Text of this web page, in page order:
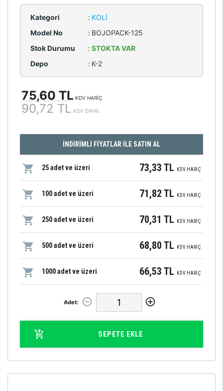
Kategori : KOLI
Model No
: BOJOPACK-125
Stok Durumu
: STOKTA VAR
Depo
: K-2
75,60 TL KDV HARİÇ
90,72 TL KDV DAHİL
İNDİRİMLİ FİYATLAR İLE SATIN AL
25 adet ve üzeri 73,33 TL KDV HARİÇ
100 adet ve üzeri 71,82 TL KDV HARİÇ
250 adet ve üzeri 70,31 TL KDV HARİÇ
500 adet ve üzeri 68,80 TL KDV HARİÇ
1000 adet ve üzeri 66,53 TL KDV HARİÇ
Adet:
SEPETE EKLE